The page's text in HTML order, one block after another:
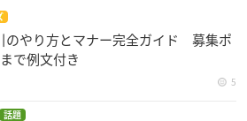
のやり方とマナー完全ガイド 募集ポ
で例文付き
5
話題